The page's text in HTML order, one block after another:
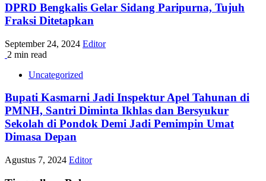
DPRD Bengkalis Gelar Sidang Paripurna, Tujuh
Fraksi Ditetapkan
September 24, 2024 Editor
2 min read
Uncategorized
Bupati Kasmarni Jadi Inspektur Apel Tahunan di
PMNH, Santri Diminta Ikhlas dan Bersyukur
Sekolah di Pondok Demi Jadi Pemimpin Umat
Dimasa Depan
Agustus 7, 2024 Editor